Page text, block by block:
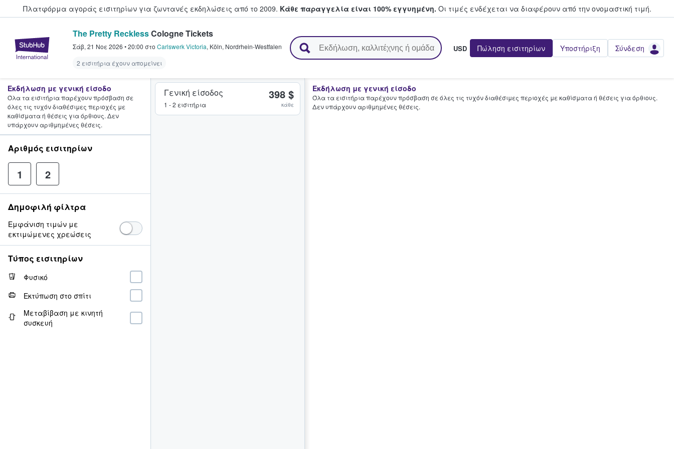
Πλατφόρμα αγοράς εισιτηρίων για ζωντανές εκδηλώσεις από το 2009. Κάθε παραγγελία είναι 100% εγγυημένη. Οι τιμές ενδέχεται να διαφέρουν από την oνομαστική τιμή.
StubHub - Όπου οι φαν αγοράζουν και πουλούν εισιτήρια
The Pretty RecklessCologne Tickets
Σάβ, 21 Νοε 2026 •20:00 στο Carlswerk Victoria, Köln, Nordrhein-Westfalen
2 εισιτήρια έχουν απομείνει
USD Πώληση εισιτηρίων Υποστήριξη Σύνδεση
Γενική είσοδος
1 - 2 εισιτήρια
398 $
κάθε
Εκδήλωση με γενική είσοδο
Όλα τα εισιτήρια παρέχουν πρόσβαση σε όλες τις τυχόν διαθέσιμες περιοχές με καθίσματα ή θέσεις για όρθιους.
Δεν υπάρχουν αριθμημένες θέσεις.
Εκδήλωση με γενική είσοδο
Όλα τα εισιτήρια παρέχουν πρόσβαση σε
όλες τις τυχόν διαθέσιμες περιοχές με
καθίσματα ή θέσεις για όρθιους. Δεν
υπάρχουν αριθμημένες θέσεις.
Αριθμός εισιτηρίων
1 2
Δημοφιλή φίλτρα
Εμφάνιση τιμών με
εκτιμώμενες χρεώσεις
Τύπος εισιτηρίων
Φυσικό
Εκτύπωση στο σπίτι
Μεταβίβαση με κινητή
συσκευή